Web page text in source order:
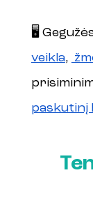
🖥️
veikla,
paskutinį